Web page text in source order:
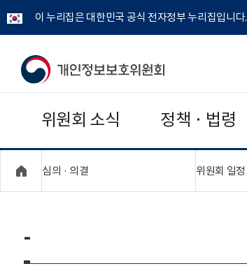
이 누리집은 대한민국 공식 전자정부 누리집입니다.
개
보
보
위
위원회 소식 정책 · 법령
심의 · 의결 위원회 일정
-